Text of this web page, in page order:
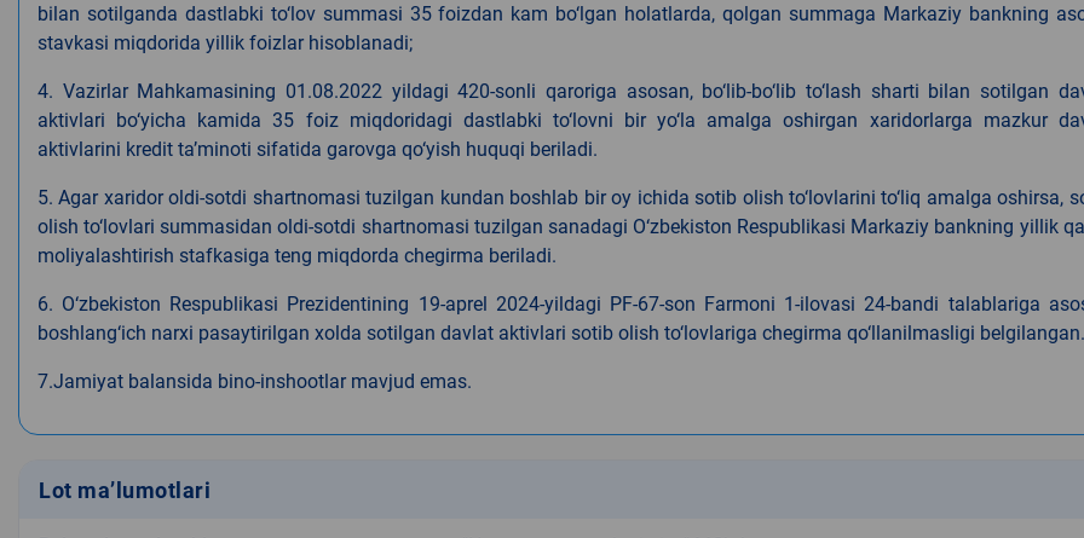
bilan sotilganda dastlabki to‘lov summasi 35 foizdan kam bo‘lgan holatlarda, qolgan summaga Markaziy bankning
stavkasi miqdorida yillik foizlar hisoblanadi;
4. Vazirlar Mahkamasining 01.08.2022 yildagi 420-sonli qaroriga asosan, bo‘lib-bo‘lib to‘lash sharti bilan sotilgan
aktivlari bo‘yicha kamida 35 foiz miqdoridagi dastlabki to‘lovni bir yo‘la amalga oshirgan xaridorlarga mazkur
aktivlarini kredit ta’minoti sifatida garovga qo‘yish huquqi beriladi.
5. Agar xaridor oldi-sotdi shartnomasi tuzilgan kundan boshlab bir oy ichida sotib olish to‘lovlarini to‘liq amalga oshirsa,
olish to‘lovlari summasidan oldi-sotdi shartnomasi tuzilgan sanadagi O‘zbekiston Respublikasi Markaziy bankning yillik
moliyalashtirish stafkasiga teng miqdorda chegirma beriladi.
6. O‘zbekiston Respublikasi Prezidentining 19-aprel 2024-yildagi PF-67-son Farmoni 1-ilovasi 24-bandi talablariga
boshlang‘ich narxi pasaytirilgan xolda sotilgan davlat aktivlari sotib olish to‘lovlariga chegirma qo‘llanilmasligi belgilangan.
7.Jamiyat balansida bino-inshootlar mavjud emas.
Lot ma’lumotlari